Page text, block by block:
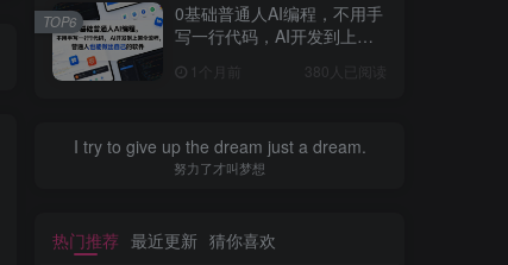
小红书卖初中全科目资料，客单价13.8，279天卖了20w 最新蓝海风口项目，抖音漫剧，0粉不实名每天一小时，月入1W+【揭秘】
0基础普通人AI编程，不用手
写一行代码，AI开发到上架
己的软件
1个月前 380人已阅读
TOP6
I try to give up the dream just a dream.
努力了才叫梦想
热门推荐 最近更新 猜你喜欢